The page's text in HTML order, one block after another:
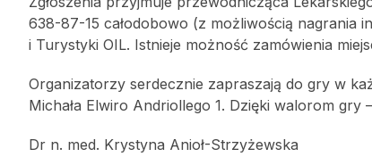
638-87-15 całodobowo (z możliwością nagrania
i Turystyki OIL. Istnieje możność zamówienia
Organizatorzy serdecznie zapraszają do gry w
Michała Elwiro Andriollego 1. Dzięki walorom gry
Dr n. med. Krystyna Anioł-Strzyżewska